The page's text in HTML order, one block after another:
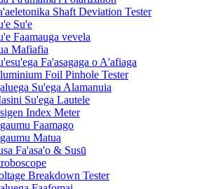
Shaft Deviation Tester
Su'e
Faamauga vevela
Mafiafia
Fa'asagaga o A'afiaga
Foil Pinhole Tester
Su'ega Alamanuia
Su'ega Lautele
Index Meter
Faamago
Matua
Fa'asa'o & Susū
Breakdown Tester